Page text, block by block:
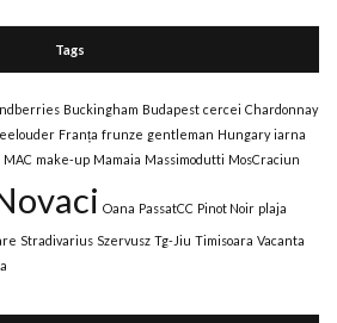
Tags
Buckingham Budapest cercei Chardonnay
Franța frunze gentleman Hungary iarna
MAC make-up Mamaia Massimodutti MosCraciun
Oana PassatCC Pinot Noir plaja
Stradivarius Szervusz Tg-Jiu Timisoara Vacanta